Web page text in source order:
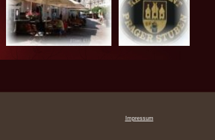
Impressum